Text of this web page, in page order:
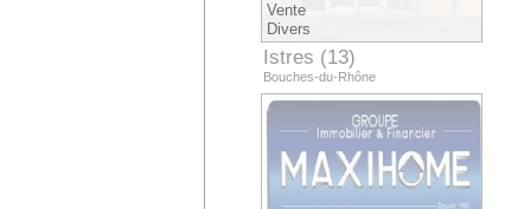
Vente
Divers
Istres (13)
Bouches-du-Rhône